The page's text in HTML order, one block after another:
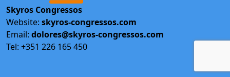
Skyros Congressos
Website: skyros-congressos.com
Email: dolores@skyros-congressos.com
Tel: +351 226 165 450